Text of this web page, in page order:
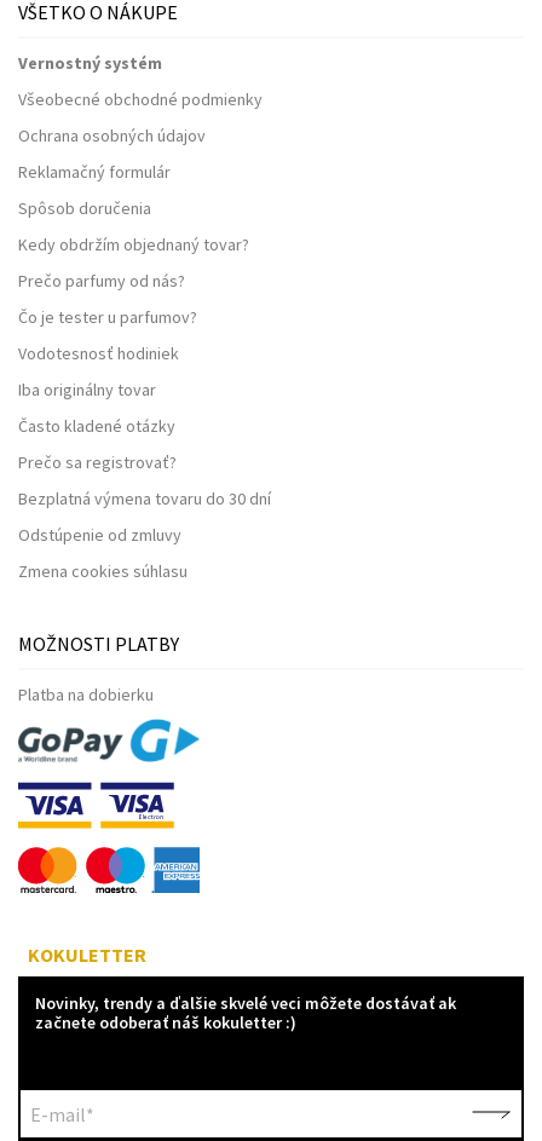
VŠETKO O NÁKUPE
Vernostný systém
Všeobecné obchodné podmienky
Ochrana osobných údajov
Reklamačný formulár
Spôsob doručenia
Kedy obdržím objednaný tovar?
Prečo parfumy od nás?
Čo je tester u parfumov?
Vodotesnosť hodiniek
Iba originálny tovar
Často kladené otázky
Prečo sa registrovať?
Bezplatná výmena tovaru do 30 dní
Odstúpenie od zmluvy
Zmena cookies súhlasu
MOŽNOSTI PLATBY
Platba na dobierku
KOKULETTER
Novinky, trendy a ďalšie skvelé veci môžete dostávať ak
začnete odoberať náš kokuletter :)
E-mail*